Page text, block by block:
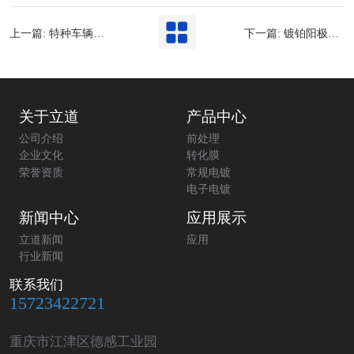
关于立道
公司介绍
企业文化
荣誉资质
产品中心
前处理
转化膜
常规电镀
电子电镀
新闻中心
立道新闻
行业新闻
应用展示
应用
联系我们
15723422721
重庆市江津区德感工业园